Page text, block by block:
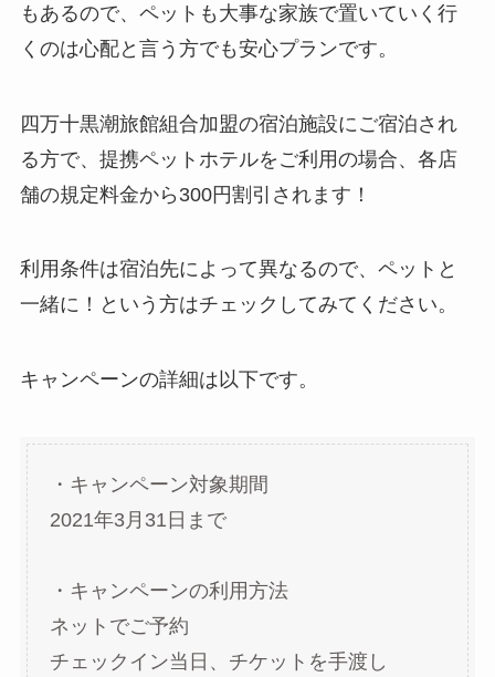
もあるので、ペットも大事な家族で置いていく行
くのは心配と言う方でも安心プランです。
四万十黒潮旅館組合加盟の宿泊施設にご宿泊され
る方で、提携ペットホテルをご利用の場合、各店
舗の規定料金から300円割引されます！
利用条件は宿泊先によって異なるので、ペットと
一緒に！という方はチェックしてみてください。
キャンペーンの詳細は以下です。
・キャンペーン対象期間
2021年3月31日まで
・キャンペーンの利用方法
ネットでご予約
チェックイン当日、チケットを手渡し